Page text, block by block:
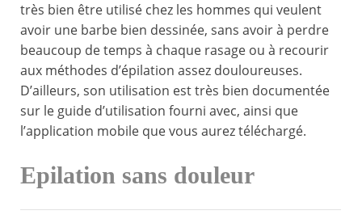
très bien être utilisé chez les hommes qui veulent
avoir une barbe bien dessinée, sans avoir à perdre
beaucoup de temps à chaque rasage ou à recourir
aux méthodes d’épilation assez douloureuses.
D’ailleurs, son utilisation est très bien documentée
sur le guide d’utilisation fourni avec, ainsi que
l’application mobile que vous aurez téléchargé.
Epilation sans douleur